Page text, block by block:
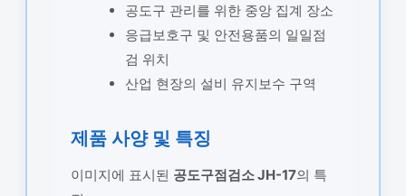
공도구 관리를 위한 중앙 집계 장소
응급보호구 및 안전용품의 일일점
검 위치
산업 현장의 설비 유지보수 구역
제품 사양 및 특징
이미지에 표시된 공도구점검소 JH-17의 특